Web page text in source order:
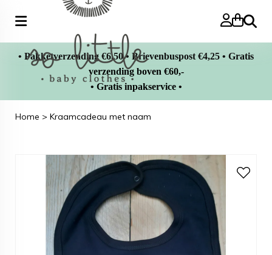
Zoeken
• Pakketverzending €6,50 • Brievenbuspost €4,25 • Gratis
verzending boven €60,-
• Gratis inpakservice •
Home > Kraamcadeau met naam